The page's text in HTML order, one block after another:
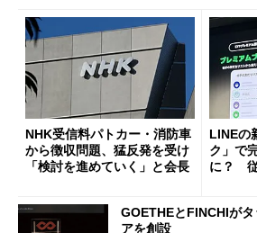
NHK受信料パトカー・消防車
から徴収問題、猛反発を受け
「検討を進めていく」と会長
LINEの
ク」で
に？ 従
GOETHEとFINCHIが
アを創設